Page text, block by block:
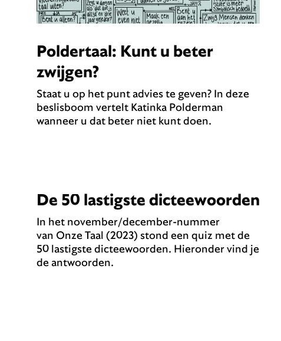
Poldertaal: Kunt u beter
zwijgen?
Staat u op het punt advies te geven? In deze
beslisboom vertelt Katinka Polderman
wanneer u dat beter niet kunt doen.
De 50 lastigste dicteewoorden
In het november/december-nummer
van Onze Taal (2023) stond een quiz met de
50 lastigste dicteewoorden. Hieronder vind je
de antwoorden.